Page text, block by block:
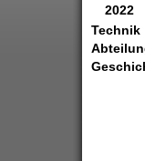
2022
Technik